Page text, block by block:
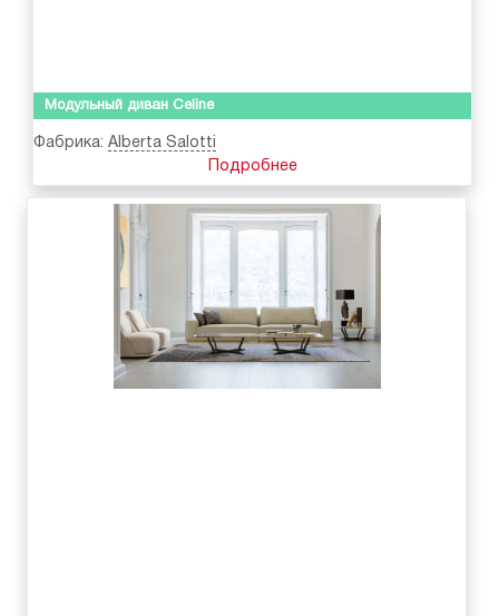
Модульный диван Celine
Фабрика: Alberta Salotti
Подробнее